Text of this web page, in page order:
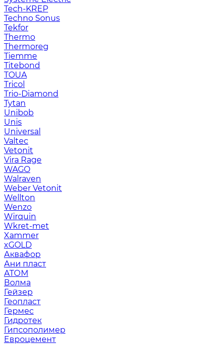
Tech-KREP
Techno Sonus
Tekfor
Thermo
Thermoreg
Tiemme
Titebond
TOUA
Tricol
Trio-Diamond
Tytan
Unibob
Unis
Universal
Valtec
Vetonit
Vira Rage
WAGO
Walraven
Weber Vetonit
Wellton
Wenzo
Wirquin
Wkret-met
Xammer
xGOLD
Аквафор
Ани пласт
АТОМ
Волма
Гейзер
Геопласт
Гермес
Гидротек
Гипсополимер
Евроцемент